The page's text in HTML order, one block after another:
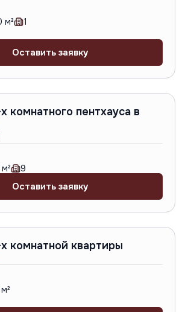
м² 1
Оставить заявку
комнатного пентхауса в
м² 9
Оставить заявку
комнатной квартиры
м²